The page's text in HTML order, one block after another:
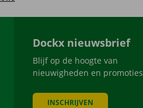
Dockx nieuwsbrief
Blijf op de hoogte van
nieuwigheden en promoties
INSCHRIJVEN